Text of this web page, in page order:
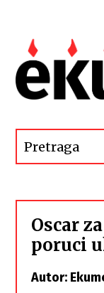
Oscar
poruci
Autor: